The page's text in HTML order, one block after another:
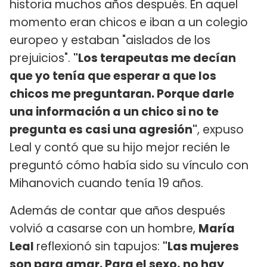
historia muchos años después. En aquel
momento eran chicos e iban a un colegio
europeo y estaban "aislados de los
prejuicios". "Los terapeutas me decían
que yo tenía que esperar a que los
chicos me preguntaran. Porque darle
una información a un chico si no te
pregunta es casi una agresión", expuso
Leal y contó que su hijo mejor recién le
preguntó cómo había sido su vínculo con
Mihanovich cuando tenía 19 años.
Además de contar que años después
volvió a casarse con un hombre, María
Leal reflexionó sin tapujos: "Las mujeres